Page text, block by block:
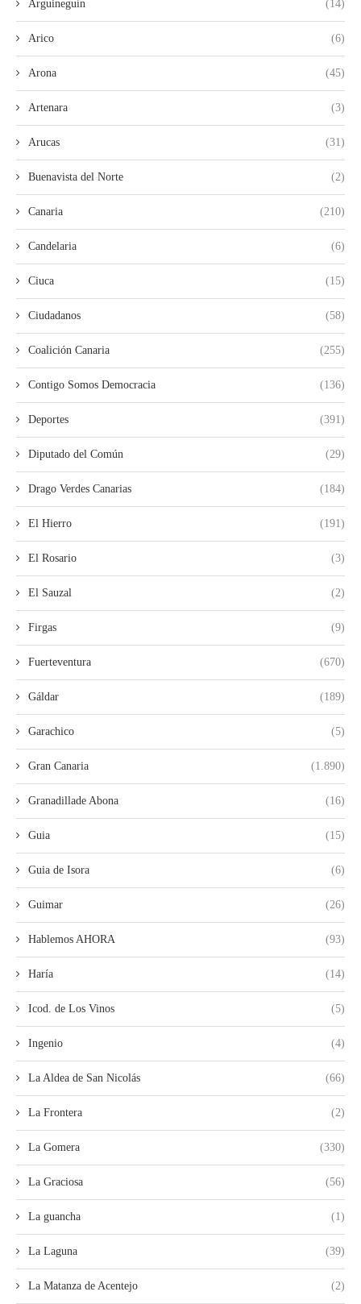
Arguineguín (14)
Arico (6)
Arona (45)
Artenara (3)
Arucas (31)
Buenavista del Norte (2)
Canaria (210)
Candelaria (6)
Ciuca (15)
Ciudadanos (58)
Coalición Canaria (255)
Contigo Somos Democracia (136)
Deportes (391)
Diputado del Común (29)
Drago Verdes Canarias (184)
El Hierro (191)
El Rosario (3)
El Sauzal (2)
Firgas (9)
Fuerteventura (670)
Gáldar (189)
Garachico (5)
Gran Canaria (1.890)
Granadillade Abona (16)
Guia (15)
Guia de Isora (6)
Guimar (26)
Hablemos AHORA (93)
Haría (14)
Icod. de Los Vinos (5)
Ingenio (4)
La Aldea de San Nicolás (66)
La Frontera (2)
La Gomera (330)
La Graciosa (56)
La guancha (1)
La Laguna (39)
La Matanza de Acentejo (2)